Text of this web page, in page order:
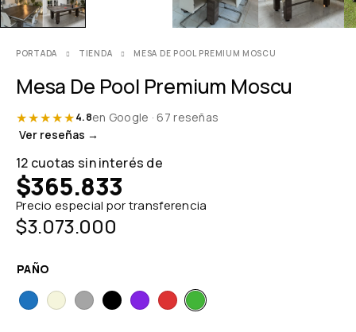
PORTADA TIENDA MESA DE POOL PREMIUM MOSCU
Mesa De Pool Premium Moscu
★★★★★4.8en Google · 67 reseñas
Ver reseñas →
12 cuotas sin interés de
$365.833
Precio especial por transferencia
$3.073.000
PAÑO